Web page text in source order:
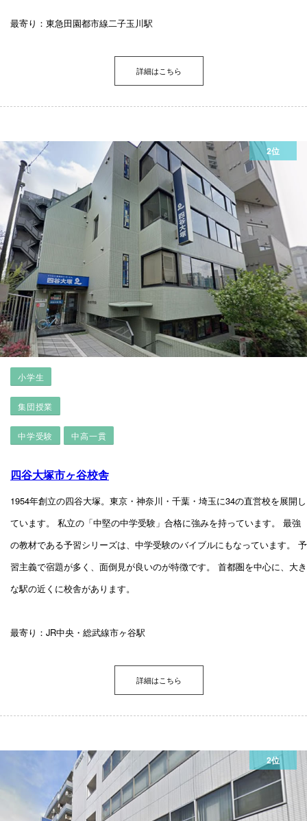
最寄り：東急田園都市線二子玉川駅
詳細はこちら
2位
四谷大塚市ヶ谷校舎
1954年創立の四谷大塚。東京・神奈川・千葉・埼玉に34の直営校を展開し
ています。 私立の「中堅の中学受験」合格に強みを持っています。 最強
の教材である予習シリーズは、中学受験のバイブルにもなっています。 予
習主義で宿題が多く、面倒見が良いのが特徴です。 首都圏を中心に、大き
な駅の近くに校舎があります。
最寄り：JR中央・総武線市ヶ谷駅
小学生
集団授業
中学受験 中高一貫
詳細はこちら
2位